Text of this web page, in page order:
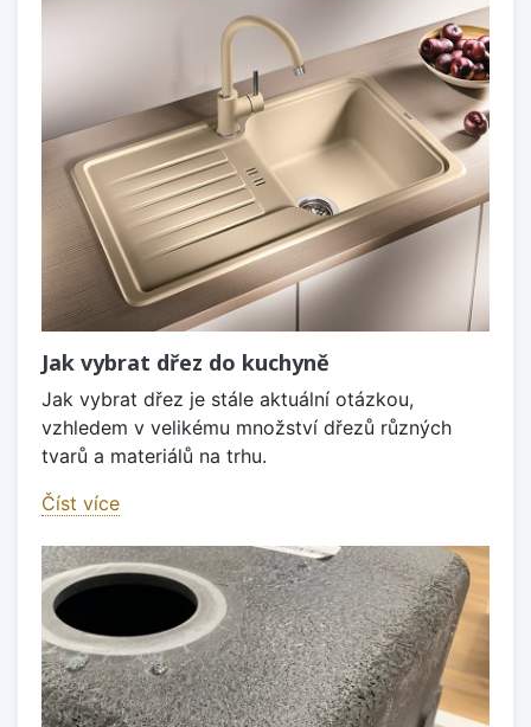
Jak vybrat dřez do kuchyně
Jak vybrat dřez je stále aktuální otázkou,
vzhledem v velikému množství dřezů různých
tvarů a materiálů na trhu.
Číst více